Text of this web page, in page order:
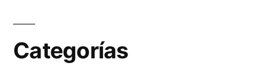
Categorías